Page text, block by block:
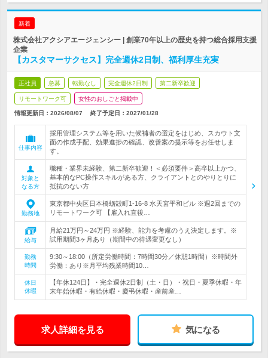
新着
株式会社アクシアエージェンシー | 創業70年以上の歴史を持つ総合採用支援
企業
【カスタマーサクセス】完全週休2日制、福利厚生充実
正社員 急募 転勤なし 完全週休2日制 第二新卒歓迎
リモートワーク可 女性のおしごと掲載中
情報更新日：2026/08/07 終了予定日： 2027/01/28
仕事内容
採用管理システム等を用いた候補者の選定をはじめ、スカウト文
面の作成手配、効果進捗の確認、改善案の提示等をお任せしま
す。
対象と
なる方
職種・業界未経験、第二新卒歓迎！＜必須要件＞高卒以上かつ、
基本的なPC操作スキルがある方、クライアントとのやりとりに
抵抗のない方
勤務地
東京都中央区日本橋蛎殻町1-16-8 水天宮平和ビル ※週2回までの
リモートワーク可 【雇入れ直後…
給与
月給21万円～24万円 ※経験、能力を考慮のうえ決定します。※
試用期間3ヶ月あり（期間中の待遇変更なし）
勤務
時間
9:30～18:00（所定労働時間：7時間30分／休憩1時間）※時間外
労働：あり※月平均残業時間10…
休日
休暇
【年休124日】・完全週休2日制（土・日）・祝日・夏季休暇・年
末年始休暇・有給休暇・慶弔休暇・産前産…
求人詳細を見る 気になる